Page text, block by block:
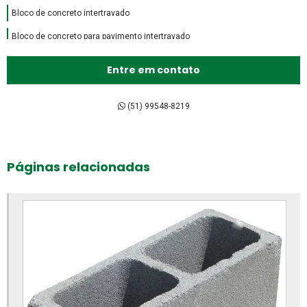
Bloco de concreto intertravado
Bloco de concreto para pavimento intertravado
Bloco intertravado de concreto preço
Bloco intertravado de concreto
Bloco intertravado retangular
Bloco intertravado
Blocos para calçamento
Blocos de concreto 14x19x39 fábrica
Entre em contato
(51) 99548-8219
Páginas relacionadas